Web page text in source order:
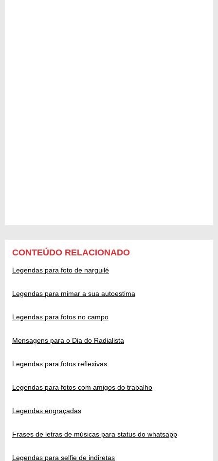
CONTEÚDO RELACIONADO
Legendas para foto de narguilé
Legendas para mimar a sua autoestima
Legendas para fotos no campo
Mensagens para o Dia do Radialista
Legendas para fotos reflexivas
Legendas para fotos com amigos do trabalho
Legendas engraçadas
Frases de letras de músicas para status do whatsapp
Legendas para selfie de indiretas